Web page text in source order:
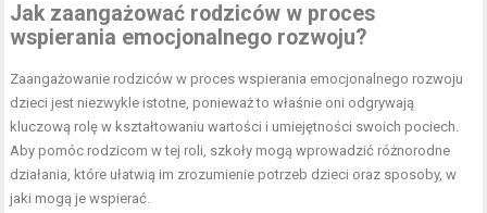
Jak zaangażować rodziców w proces
wspierania emocjonalnego rozwoju?
Zaangażowanie rodziców w proces wspierania emocjonalnego rozwoju
dzieci jest niezwykle istotne, ponieważ to właśnie oni odgrywają
kluczową rolę w kształtowaniu wartości i umiejętności swoich pociech.
Aby pomóc rodzicom w tej roli, szkoły mogą wprowadzić różnorodne
działania, które ułatwią im zrozumienie potrzeb dzieci oraz sposoby, w
jaki mogą je wspierać.